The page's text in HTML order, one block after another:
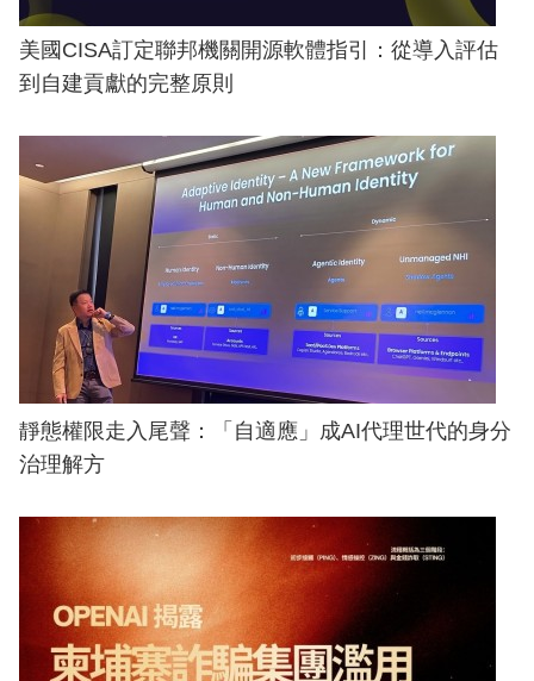
美國CISA訂定聯邦機關開源軟體指引：從導入評估
到自建貢獻的完整原則
靜態權限走入尾聲：「自適應」成AI代理世代的身分
治理解方